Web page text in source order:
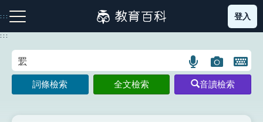
到
主
:::
注音索引圖示 筆畫索引圖示 部首索引表圖示
登入
:::
語
言
搜
圖
片
搜
開
鍵
圖
詞條檢索 全文檢索 音讀檢索